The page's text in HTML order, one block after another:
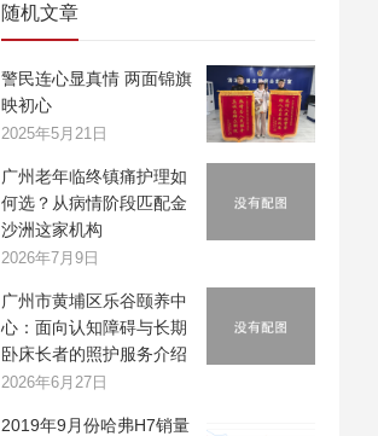
随机文章
警民连心显真情 两面锦旗
映初心
2025年5月21日
广州老年临终镇痛护理如
何选？从病情阶段匹配金
沙洲这家机构
2026年7月9日
广州市黄埔区乐谷颐养中
心：面向认知障碍与长期
卧床长者的照护服务介绍
2026年6月27日
2019年9月份哈弗H7销量